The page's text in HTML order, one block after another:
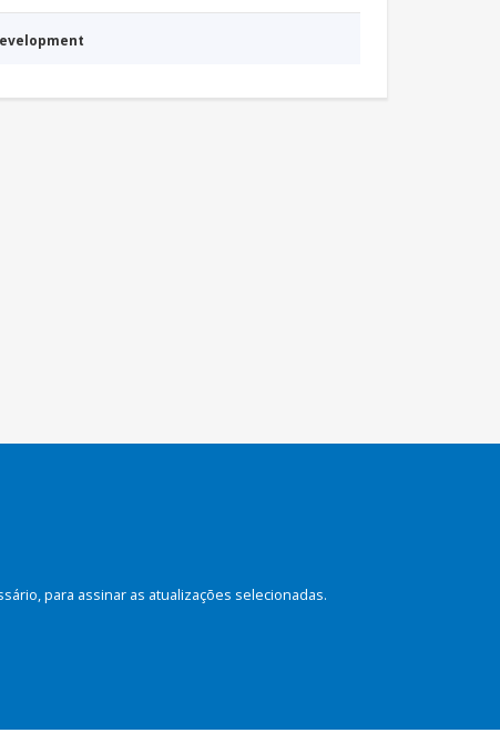
para assinar as atualizações selecionadas.